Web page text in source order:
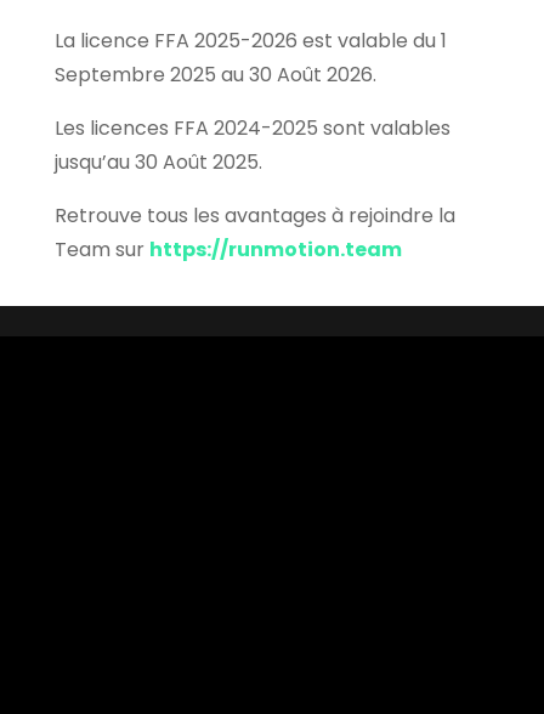
La licence FFA 2025-2026 est valable du 1
Septembre 2025 au 30 Août 2026.
Les licences FFA 2024-2025 sont valables
jusqu’au 30 Août 2025.
Retrouve tous les avantages à rejoindre la
Team sur https://runmotion.team